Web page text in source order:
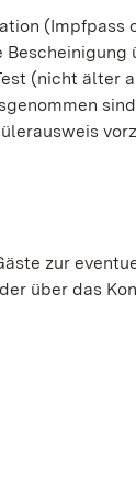
(Impfpass
(nicht älter
zur
über das